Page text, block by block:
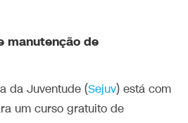
manutenção de
da Juventude (Sejuv) está com
um curso gratuito de